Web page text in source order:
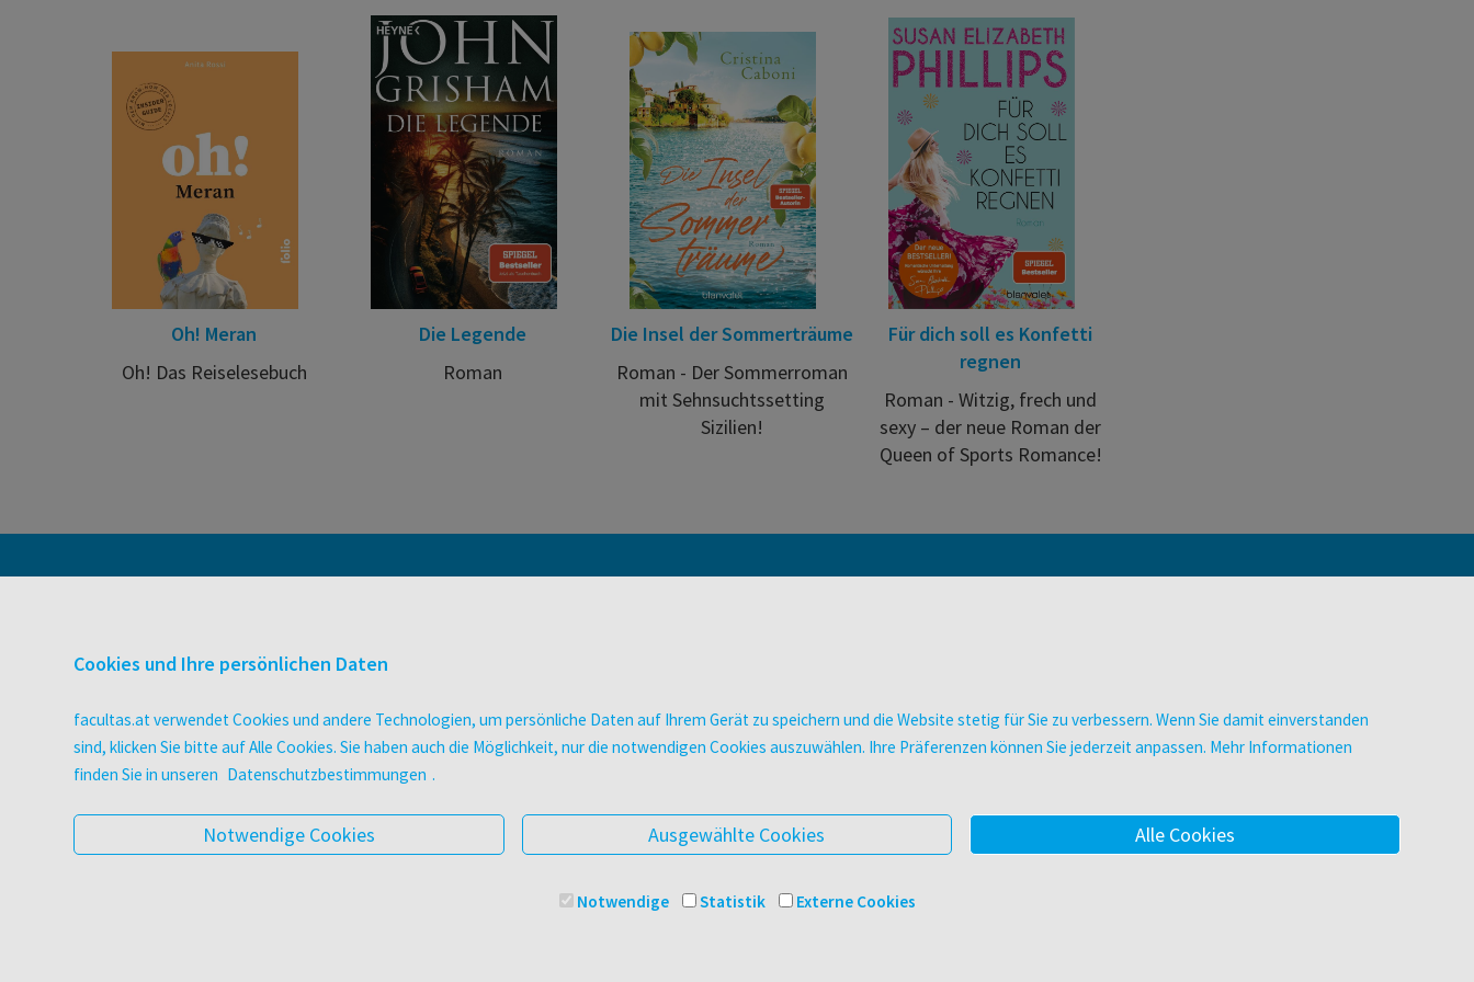
Oh! Meran
Oh! Das Reiselesebuch
Die Legende
Roman
Die Insel der Sommerträume
Roman - Der Sommerroman
mit Sehnsuchtssetting
Sizilien!
Für dich soll es Konfetti
regnen
Roman - Witzig, frech und
sexy – der neue Roman der
Queen of Sports Romance!
+43-1-3105356
Mo bis Do 08:30-17:00
service@facultas.at
Schreiben Sie uns – wir kümmern
BLEIBEN SIE INFORMIERT FAQ & KONTAKT
FAQ zum Versand
PRODUKTE & SERVICES
Verlag
UNTERNEHMEN
Cookies und Ihre persönlichen Daten
facultas.at verwendet Cookies und andere Technologien, um persönliche Daten auf Ihrem Gerät zu speichern und die Website stetig für Sie zu verbessern. Wenn Sie damit einverstanden
sind, klicken Sie bitte auf Alle Cookies. Sie haben auch die Möglichkeit, nur die notwendigen Cookies auszuwählen. Ihre Präferenzen können Sie jederzeit anpassen. Mehr Informationen
finden Sie in unseren Datenschutzbestimmungen .
Notwendige Cookies Ausgewählte Cookies Alle Cookies
Notwendige Statistik Externe Cookies